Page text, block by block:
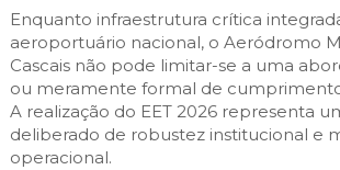
Enquanto infraestrutura crítica
aeroportuário nacional, o Aeródromo
Cascais não pode limitar-se a uma
ou meramente formal de
A realização do EET 2026 representa
deliberado de robustez institucional e
operacional.